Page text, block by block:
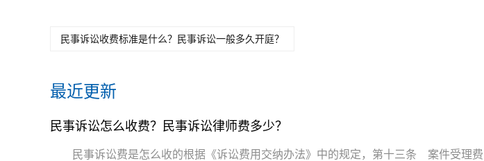
民事诉讼收费标准是什么？民事诉讼一般多久开庭？
最近更新
民事诉讼怎么收费？民事诉讼律师费多少？
民事诉讼费是怎么收的根据《诉讼费用交纳办法》中的规定，第十三条 案件受理费